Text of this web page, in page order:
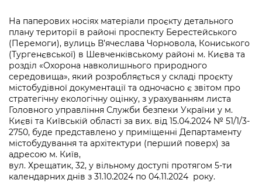
На паперових носіях матеріали проєкту детального
плану території в районі проспекту Берестейського
(Перемоги), вулиць В’ячеслава Чорновола, Кониського
(Тургенєвської) в Шевченківському районі м. Києва та
розділ «Охорона навколишнього природного
середовища», який розробляється у складі проєкту
містобудівної документації та одночасно є звітом про
стратегічну екологічну оцінку, з урахуванням листа
Головного управління Служби безпеки України у м.
Києві та Київській області за вих. від 15.04.2024 № 51/1/3-
2750, буде представлено у приміщенні Департаменту
містобудування та архітектури (перший поверх) за
адресою м. Київ,
вул. Хрещатик, 32, у вільному доступі протягом 5-ти
календарних днів з 31.10.2024 по 04.11.2024 року.